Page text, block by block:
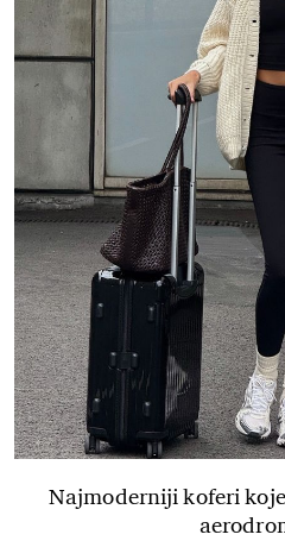
Najmoderniji koferi